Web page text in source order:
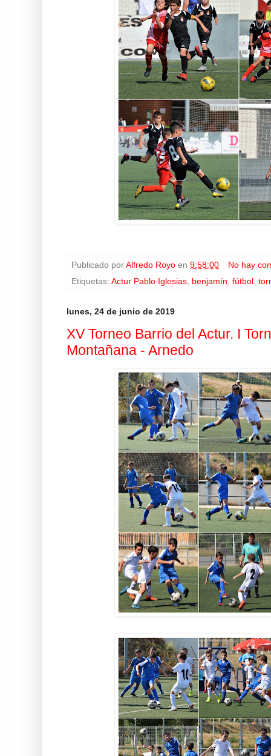
Publicado por Alfredo Royo en 9:58:00
No hay
Etiquetas: Actur Pablo Iglesias benjamín fútbol
lunes, 24 de junio de 2019
XV Torneo Barrio del Actur. I
Montañana - Arnedo